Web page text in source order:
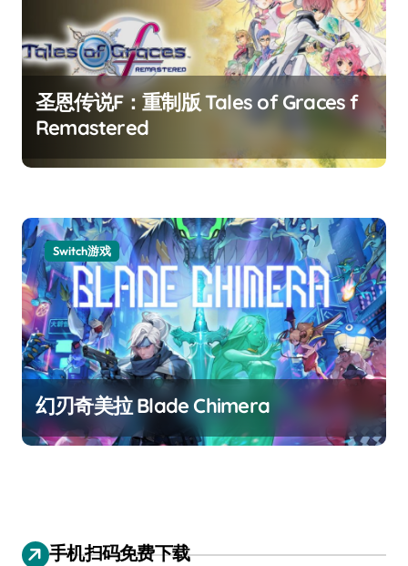
圣恩传说F：重制版 Tales of Graces f
Remastered
Switch游戏
幻刃奇美拉 Blade Chimera
手机扫码免费下载